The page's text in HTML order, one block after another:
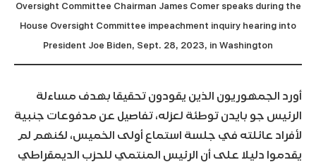
Oversight Committee Chairman James Comer speaks during the
House Oversight Committee impeachment inquiry hearing into
President Joe Biden, Sept. 28, 2023, in Washington
أورد الجمهوريون الذين يقودون تحقيقا بهدف مساءلة
الرئيس جو بايدن توطئة لعزله، تفاصيل عن مدفوعات جنبية
لأفراد عائلته في جلسة استماع أولى الخميس، لكنهم لم
يقدموا دليلا على أن الرئيس المنتمي للحزب الديمقراطي